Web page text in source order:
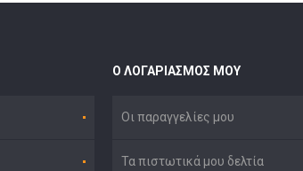
Ο ΛΟΓΑΡΙΑΣΜΌΣ ΜΟΥ
Οι παραγγελίες μου
Τα πιστωτικά μου δελτία